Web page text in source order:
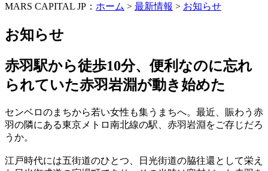
MARS CAPITAL JP： ホーム > 最新情報 > お知らせ
お知らせ
赤羽駅から徒歩10分、便利なのに忘れ
られていた赤羽岩淵が動き始めた
センベロのまちから若い女性も集うまちへ。最近、賑わう赤
羽の隣にある東京メトロ南北線の駅、赤羽岩淵をご存じだろ
うか。
江戸時代には五街道のひとつ、日光街道の脇往還として栄え